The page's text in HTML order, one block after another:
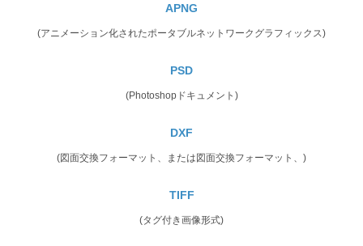
APNG
(アニメーション化されたポータブルネットワークグラフィックス)
PSD
(Photoshopドキュメント)
DXF
(図面交換フォーマット、または図面交換フォーマット、)
TIFF
(タグ付き画像形式)